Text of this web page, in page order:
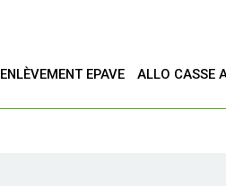
ENLÈVEMENT EPAVE ALLO CASSE